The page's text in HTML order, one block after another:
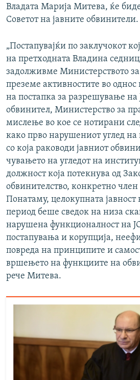
Владата Марија Митева, ќе
Советот на јавните обвинители.
„Постапувајќи по заклучокот
на претходната Владина
задолживме Министерството
преземе активностите во
на постапка за разрешување на
обвинител, Министерство за
мислење во кое се нотирани
како прво нарушениот углед на
со која раководи јавниот
чувањето на угледот на
должност која потекнува од
обвинителство, конкретно член
Понатаму, целокупната
период беше сведок на низа
нарушена функционалност на
постапувања и корупција,
повреда на принципите и
вршењето на функциите на
рече Митева.